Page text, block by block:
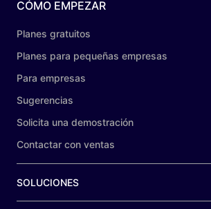
CÓMO EMPEZAR
Planes gratuitos
Planes para pequeñas empresas
Para empresas
Sugerencias
Solicita una demostración
Contactar con ventas
SOLUCIONES